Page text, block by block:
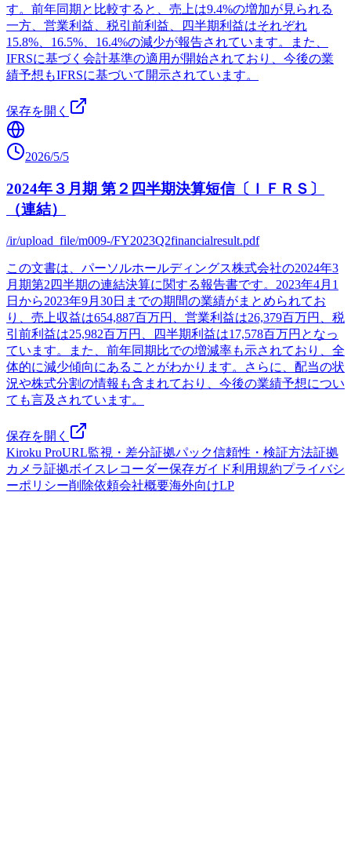
す。前年同期と比較すると、売上は9.4%の増加が見られる
一方、営業利益、税引前利益、四半期利益はそれぞれ
15.8%、16.5%、16.4%の減少が報告されています。また、
IFRSに基づく会計基準の適用が開始されており、今後の業
績予想もIFRSに基づいて開示されています。
保存を開く
2026/5/5
2024年３月期 第２四半期決算短信〔ＩＦＲＳ〕
（連結）
/ir/upload_file/m009-/FY2023Q2financialresult.pdf
この文書は、パーソルホールディングス株式会社の2024年3
月期第2四半期の連結決算に関する報告書です。2023年4月1
日から2023年9月30日までの期間の業績がまとめられてお
り、売上収益は654,887百万円、営業利益は26,379百万円、税
引前利益は25,982百万円、四半期利益は17,578百万円となっ
ています。また、前年同期比での増減率も示されており、全
体的に減少傾向にあることがわかります。さらに、配当の状
況や株式分割の情報も含まれており、今後の業績予想につい
ても言及されています。
保存を開く
Kiroku ProURL監視・差分証拠パック信頼性・検証方法証拠
カメラ証拠ボイスレコーダー保存ガイド利用規約プライバシ
ーポリシー削除依頼会社概要海外向けLP